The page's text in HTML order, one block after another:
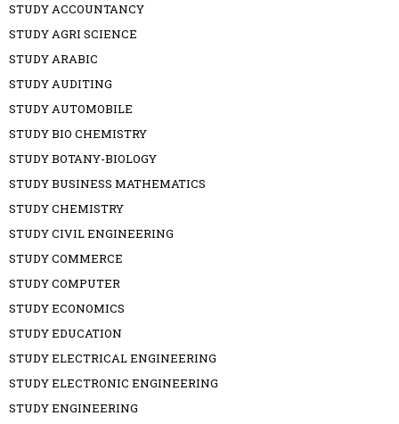
STUDY ACCOUNTANCY
STUDY AGRI SCIENCE
STUDY ARABIC
STUDY AUDITING
STUDY AUTOMOBILE
STUDY BIO CHEMISTRY
STUDY BOTANY-BIOLOGY
STUDY BUSINESS MATHEMATICS
STUDY CHEMISTRY
STUDY CIVIL ENGINEERING
STUDY COMMERCE
STUDY COMPUTER
STUDY ECONOMICS
STUDY EDUCATION
STUDY ELECTRICAL ENGINEERING
STUDY ELECTRONIC ENGINEERING
STUDY ENGINEERING